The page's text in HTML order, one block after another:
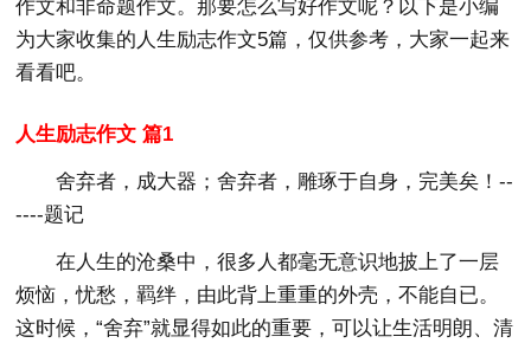
作文和非命题作文。那要怎么写好作文呢？以下是小编
为大家收集的人生励志作文5篇，仅供参考，大家一起来
看看吧。
人生励志作文 篇1
舍弃者，成大器；舍弃者，雕琢于自身，完美矣！--
----题记
在人生的沧桑中，很多人都毫无意识地披上了一层
烦恼，忧愁，羁绊，由此背上重重的外壳，不能自已。
这时候，“舍弃”就显得如此的重要，可以让生活明朗、清